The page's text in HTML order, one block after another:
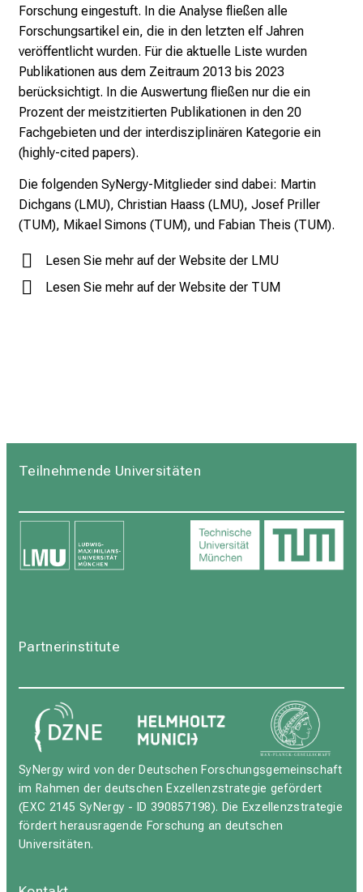
Forschung eingestuft. In die Analyse fließen alle
Forschungsartikel ein, die in den letzten elf Jahren
veröffentlicht wurden. Für die aktuelle Liste wurden
Publikationen aus dem Zeitraum 2013 bis 2023
berücksichtigt. In die Auswertung fließen nur die ein
Prozent der meistzitierten Publikationen in den 20
Fachgebieten und der interdisziplinären Kategorie ein
(highly-cited papers).
Die folgenden SyNergy-Mitglieder sind dabei: Martin
Dichgans (LMU), Christian Haass (LMU), Josef Priller
(TUM), Mikael Simons (TUM), und Fabian Theis (TUM).
Lesen Sie mehr auf der Website der LMU
Lesen Sie mehr auf der Website der TUM
Teilnehmende Universitäten
Partnerinstitute
SyNergy wird von der Deutschen Forschungsgemeinschaft
im Rahmen der deutschen Exzellenzstrategie gefördert
(EXC 2145 SyNergy - ID 390857198). Die Exzellenzstrategie
fördert herausragende Forschung an deutschen
Universitäten.